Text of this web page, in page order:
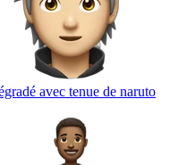
avec tenue de naruto